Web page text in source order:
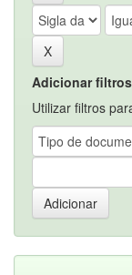
Adicionar
Utilizar filtros